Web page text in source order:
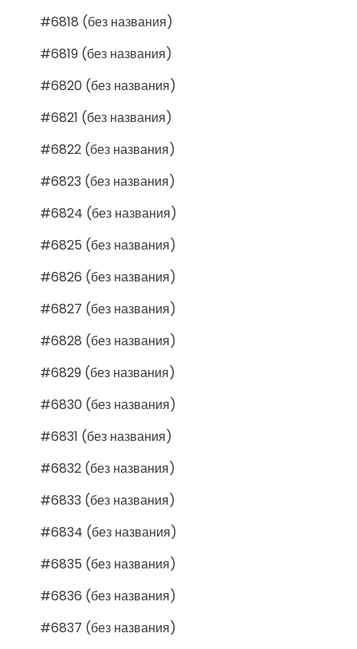
#6818 (без названия)
#6819 (без названия)
#6820 (без названия)
#6821 (без названия)
#6822 (без названия)
#6823 (без названия)
#6824 (без названия)
#6825 (без названия)
#6826 (без названия)
#6827 (без названия)
#6828 (без названия)
#6829 (без названия)
#6830 (без названия)
#6831 (без названия)
#6832 (без названия)
#6833 (без названия)
#6834 (без названия)
#6835 (без названия)
#6836 (без названия)
#6837 (без названия)